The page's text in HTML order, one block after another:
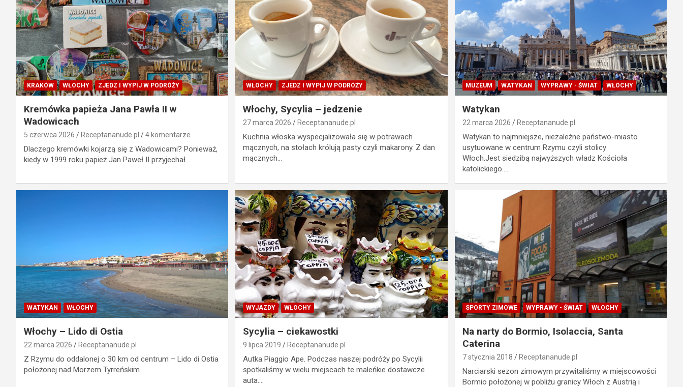
KRAKÓW WŁOCHY ZJEDZ I WYPIJ W PODRÓŻY
Kremówka papieża Jana Pawła II w
Wadowicach
5 czerwca 2026 Receptananude.pl 4 komentarze
Dlaczego kremówki kojarzą się z Wadowicami? Ponieważ,
kiedy w 1999 roku papież Jan Paweł II przyjechał…
WŁOCHY ZJEDZ I WYPIJ W PODRÓŻY
Włochy, Sycylia – jedzenie
27 marca 2026 Receptananude.pl
Kuchnia włoska wyspecjalizowała się w potrawach
mącznych, na stołach królują pasty czyli makarony. Z dan
mącznych…
MUZEUM WATYKAN WYPRAWY - ŚWIAT WŁOCHY
Watykan
22 marca 2026 Receptananude.pl
Watykan to najmniejsze, niezależne państwo-miasto
usytuowane w centrum Rzymu czyli stolicy
Włoch.Jest siedzibą najwyższych władz Kościoła
katolickiego.…
WATYKAN WŁOCHY
Włochy – Lido di Ostia
22 marca 2026 Receptananude.pl
Z Rzymu do oddalonej o 30 km od centrum – Lido di Ostia
położonej nad Morzem Tyrreńskim…
WYJAZDY WŁOCHY
Sycylia – ciekawostki
9 lipca 2019 Receptananude.pl
Autka Piaggio Ape. Podczas naszej podróży po Sycylii
spotkaliśmy w wielu miejscach te maleńkie dostawcze
auta.…
SPORTY ZIMOWE WYPRAWY - ŚWIAT WŁOCHY
Na narty do Bormio, Isolaccia, Santa
Caterina
7 stycznia 2018 Receptananude.pl
Narciarski sezon zimowym przywitaliśmy w miejscowości
Bormio położonej w pobliżu granicy Włoch z Austrią i